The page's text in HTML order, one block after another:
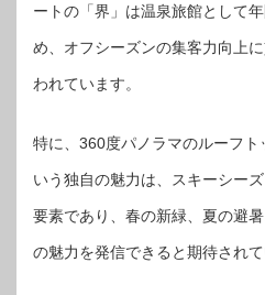
ートの「界」は温泉旅館として
め、オフシーズンの集客力向上
われています。
特に、360度パノラマのルーフト
いう独自の魅力は、スキーシー
要素であり、春の新緑、夏の避
の魅力を発信できると期待されて